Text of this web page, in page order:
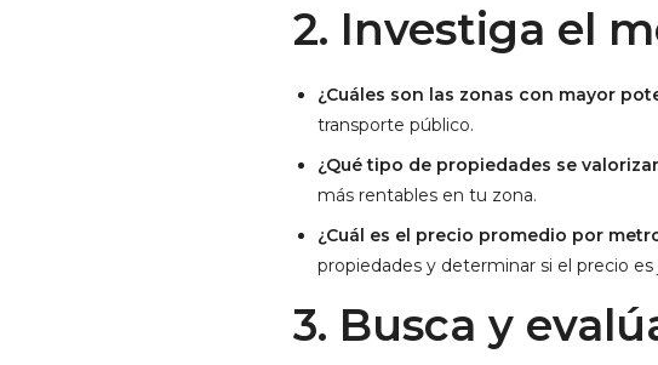
2. Investiga el
¿Cuáles son las zonas con mayor
transporte público.
¿Qué tipo de propiedades se
más rentables en tu zona.
¿Cuál es el precio promedio por
propiedades y determinar si el precio es
3. Busca y